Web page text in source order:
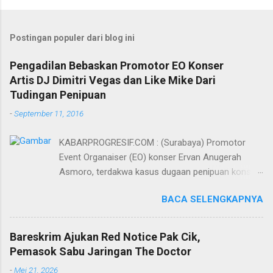
Postingan populer dari blog ini
Pengadilan Bebaskan Promotor EO Konser
Artis DJ Dimitri Vegas dan Like Mike Dari
Tudingan Penipuan
-September 11, 2016
KABARPROGRESIF.COM : (Surabaya) Promotor
Event Organaiser (EO) konser Ervan Anugerah
Asmoro, terdakwa kasus dugaan penipuan konser
dari tuntutan 1,5 tahun penjara yang diajukan Jaksa
Penuntut Umum (JPU) Darwis dari Kejari Surabaya.
Oleh majelis hakim yang diketuai Sigit Sutanto SH
MH, kasus penipuan yang menjerat Ervan tersebut
dinyatakan bukan perkara pidana. Dalam
BACA SELENGKAPNYA
Bareskrim Ajukan Red Notice Pak Cik,
Pemasok Sabu Jaringan The Doctor
-Mei 21, 2026